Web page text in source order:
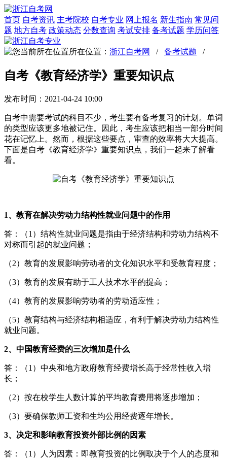
首页 自考资讯 主考院校 自考专业 网上报名 新生指南 常见问
题 地方自考 政策动态 分数查询 考试安排 备考试题 学历问答
所在位置： 浙江自考网 / 备考试题 /
自考《教育经济学》重要知识点
发布时间：2021-04-24 10:00
自考中需要考试的科目不少，考生要有备考复习的计划。单词
的类型应该更多地被记住。因此，考生应该把相当一部分时间
花在记忆上。然而，根据这些要点，审查的效率将大大提高。
下面是自考《教育经济学》重要知识点，我们一起来了解看
看。
1、教育在解决劳动力结构性就业问题中的作用
答：（1）结构性就业问题是指由于经济结构和劳动力结构不
对称而引起的就业问题；
（2）教育的发展影响劳动者的文化知识水平和受教育程度；
（3）教育的发展有助于工人技术水平的提高；
（4）教育的发展影响劳动者的劳动适应性；
（5）教育结构与经济结构相适应，有利于解决劳动力结构性
就业问题。
2、中国教育经费的三次增加是什么
答：（1）中央和地方政府教育经费增长高于经常性收入增
长；
（2）按在校学生人数计算的平均教育费用将逐步增加；
（3）要确保教师工资和生均公用经费逐年增长。
3、决定和影响教育投资外部比例的因素
答：（1）人为因素：即教育投资的比例取决于个人的态度和